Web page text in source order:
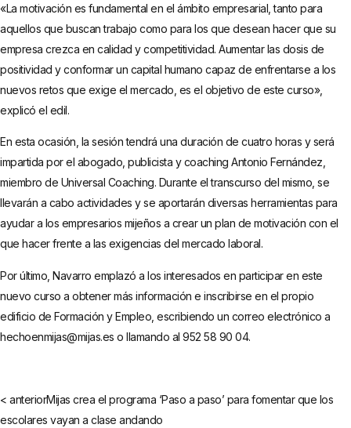
«La motivación es fundamental en el ámbito empresarial, tanto para
aquellos que buscan trabajo como para los que desean hacer que su
empresa crezca en calidad y competitividad. Aumentar las dosis de
positividad y conformar un capital humano capaz de enfrentarse a los
nuevos retos que exige el mercado, es el objetivo de este curso»,
explicó el edil.
En esta ocasión, la sesión tendrá una duración de cuatro horas y será
impartida por el abogado, publicista y coaching Antonio Fernández,
miembro de Universal Coaching. Durante el transcurso del mismo, se
llevarán a cabo actividades y se aportarán diversas herramientas para
ayudar a los empresarios mijeños a crear un plan de motivación con el
que hacer frente a las exigencias del mercado laboral.
Por último, Navarro emplazó a los interesados en participar en este
nuevo curso a obtener más información e inscribirse en el propio
edificio de Formación y Empleo, escribiendo un correo electrónico a
hechoenmijas@mijas.es o llamando al 952 58 90 04.
< anteriorMijas crea el programa ‘Paso a paso’ para fomentar que los
escolares vayan a clase andando